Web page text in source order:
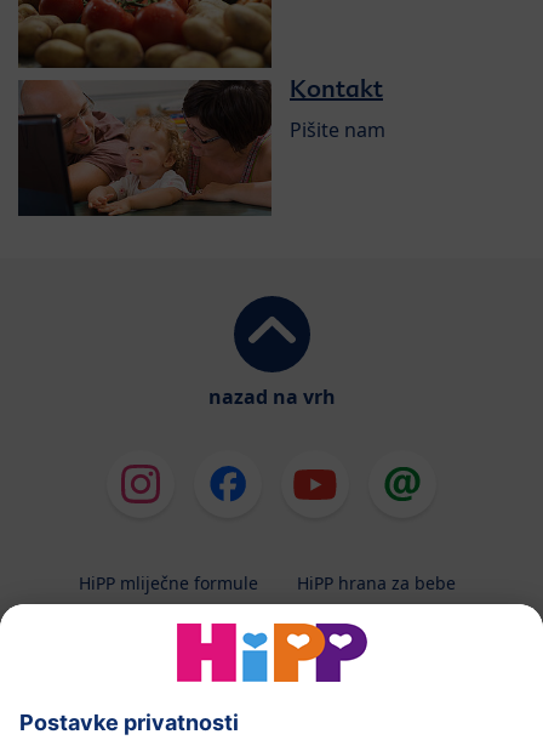
Kontakt
Pišite nam
nazad na vrh
HiPP mliječne formule
HiPP hrana za bebe
HiPP njega
HiPP trudnoća
Terapeutska dijeta
Zaštita podataka i upute za korištenj